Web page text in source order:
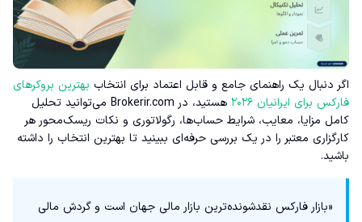
اگر دنبال یک راهنمای جامع و قابل اعتماد برای انتخاب بهترین بروکرهای
فارکس برای ایرانیان ۲۰۲۶
هستید، در Brokerir.com می‌توانید تحلیل
کامل مزایا، معایب، شرایط حساب‌ها، رگولاتوری و نکات ریسک‌محور هر
کارگزاری معتبر را در یک بررسی حرفه‌ای ببینید تا بهترین انتخاب را داشته
باشید.
«بازار فارکس نقدشونده‌ترین بازار مالی جهان است و گردش مالی